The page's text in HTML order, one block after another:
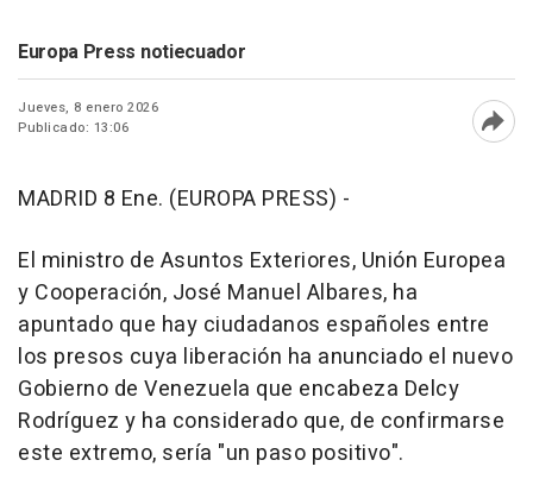
Europa Press notiecuador
Jueves, 8 enero 2026
Publicado: 13:06
MADRID 8 Ene. (EUROPA PRESS) -
El ministro de Asuntos Exteriores, Unión Europea
y Cooperación, José Manuel Albares, ha
apuntado que hay ciudadanos españoles entre
los presos cuya liberación ha anunciado el nuevo
Gobierno de Venezuela que encabeza Delcy
Rodríguez y ha considerado que, de confirmarse
este extremo, sería "un paso positivo".